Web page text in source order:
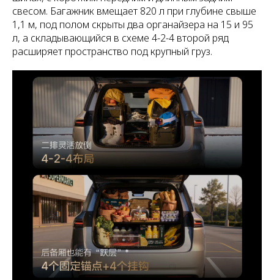
свесом. Багажник вмещает 820 л при глубине свыше
1,1 м, под полом скрыты два органайзера на 15 и 95
л, а складывающийся в схеме 4-2-4 второй ряд
расширяет пространство под крупный груз.